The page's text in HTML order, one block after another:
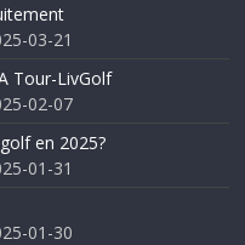
03-21
Tour-LivGolf
02-07
en 2025?
01-31
01-30